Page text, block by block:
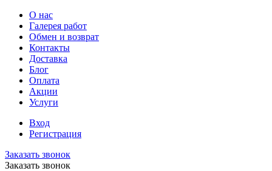
О нас
Галерея работ
Обмен и возврат
Контакты
Доставка
Блог
Оплата
Акции
Услуги
Вход
Регистрация
Заказать звонок
Заказать звонок